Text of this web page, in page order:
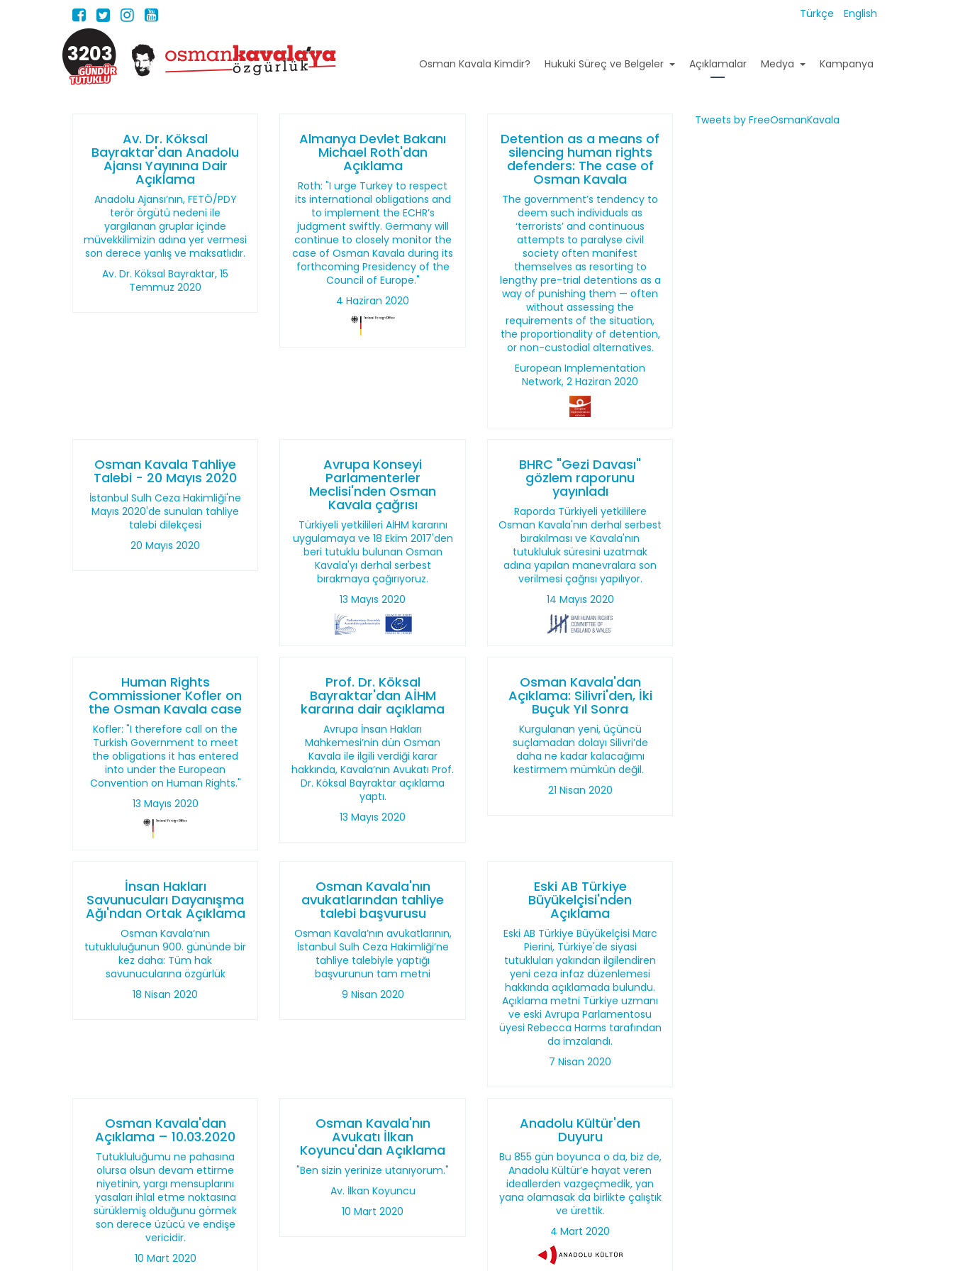
Türkçe English
3203 Osman Kavala Kimdir? Hukuki Süreç ve Belgeler Açıklamalar Medya Kampanya
Av. Dr. Köksal
Bayraktar'dan Anadolu
Ajansı Yayınına Dair
Açıklama
Anadolu Ajansı’nın, FETÖ/PDY
terör örgütü nedeni ile
yargılanan gruplar içinde
müvekkilimizin adına yer vermesi
son derece yanlış ve maksatlıdır.
Av. Dr. Köksal Bayraktar, 15
Temmuz 2020
Almanya Devlet Bakanı
Michael Roth'dan
Açıklama
Roth: "I urge Turkey to respect
its international obligations and
to implement the ECHR’s
judgment swiftly. Germany will
continue to closely monitor the
case of Osman Kavala during its
forthcoming Presidency of the
Council of Europe."
4 Haziran 2020
Detention as a means of
silencing human rights
defenders: The case of
Osman Kavala
The government’s tendency to
deem such individuals as
‘terrorists’ and continuous
attempts to paralyse civil
society often manifest
themselves as resorting to
lengthy pre-trial detentions as a
way of punishing them — often
without assessing the
requirements of the situation,
the proportionality of detention,
or non-custodial alternatives.
European Implementation
Network, 2 Haziran 2020
Osman Kavala Tahliye
Talebi - 20 Mayıs 2020
İstanbul Sulh Ceza Hakimliği'ne
Mayıs 2020'de sunulan tahliye
talebi dilekçesi
20 Mayıs 2020
Avrupa Konseyi
Parlamenterler
Meclisi'nden Osman
Kavala çağrısı
Türkiyeli yetkilileri AİHM kararını
uygulamaya ve 18 Ekim 2017'den
beri tutuklu bulunan Osman
Kavala'yı derhal serbest
bırakmaya çağırıyoruz.
13 Mayıs 2020
BHRC "Gezi Davası"
gözlem raporunu
yayınladı
Raporda Türkiyeli yetkililere
Osman Kavala'nın derhal serbest
bırakılması ve Kavala'nın
tutukluluk süresini uzatmak
adına yapılan manevralara son
verilmesi çağrısı yapılıyor.
14 Mayıs 2020
Human Rights
Commissioner Kofler on
the Osman Kavala case
Kofler: "I therefore call on the
Turkish Government to meet
the obligations it has entered
into under the European
Convention on Human Rights."
13 Mayıs 2020
Prof. Dr. Köksal
Bayraktar'dan AİHM
kararına dair açıklama
Avrupa İnsan Hakları
Mahkemesi’nin dün Osman
Kavala ile ilgili verdiği karar
hakkında, Kavala’nın Avukatı Prof.
Dr. Köksal Bayraktar açıklama
yaptı.
13 Mayıs 2020
Osman Kavala'dan
Açıklama: Silivri'den, İki
Buçuk Yıl Sonra
Kurgulanan yeni, üçüncü
suçlamadan dolayı Silivri’de
daha ne kadar kalacağımı
kestirmem mümkün değil.
21 Nisan 2020
İnsan Hakları
Savunucuları Dayanışma
Ağı'ndan Ortak Açıklama
Osman Kavala’nın
tutukluluğunun 900. gününde bir
kez daha: Tüm hak
savunucularına özgürlük
18 Nisan 2020
Osman Kavala'nın
avukatlarından tahliye
talebi başvurusu
Osman Kavala’nın avukatlarının,
İstanbul Sulh Ceza Hakimliği’ne
tahliye talebiyle yaptığı
başvurunun tam metni
9 Nisan 2020
Eski AB Türkiye
Büyükelçisi'nden
Açıklama
Eski AB Türkiye Büyükelçisi Marc
Pierini, Türkiye'de siyasi
tutukluları yakından ilgilendiren
yeni ceza infaz düzenlemesi
hakkında açıklamada bulundu.
Açıklama metni Türkiye uzmanı
ve eski Avrupa Parlamentosu
üyesi Rebecca Harms tarafından
da imzalandı.
7 Nisan 2020
Osman Kavala'dan
Açıklama – 10.03.2020
Tutukluluğumu ne pahasına
olursa olsun devam ettirme
niyetinin, yargı mensuplarını
yasaları ihlal etme noktasına
sürüklemiş olduğunu görmek
son derece üzücü ve endişe
vericidir.
10 Mart 2020
Osman Kavala'nın
Avukatı İlkan
Koyuncu'dan Açıklama
"Ben sizin yerinize utanıyorum."
Av. İlkan Koyuncu
10 Mart 2020
Anadolu Kültür'den
Duyuru
Bu 855 gün boyunca o da, biz de,
Anadolu Kültür’e hayat veren
ideallerden vazgeçmedik, yan
yana olamasak da birlikte çalıştık
ve ürettik.
4 Mart 2020
Tweets by FreeOsmanKavala